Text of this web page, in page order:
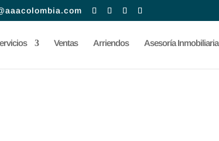
Ventas Arriendos Asesoría Inmobiliaria